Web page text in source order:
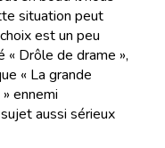
situation peut
est un peu
Drôle de drame »,
« La grande
ennemi
aussi sérieux